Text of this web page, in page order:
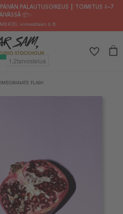
PALAUTUSOIKEUS ┃ TOIMITUS 2–7
📦✨
, viimeistään 6.8.
FLASH